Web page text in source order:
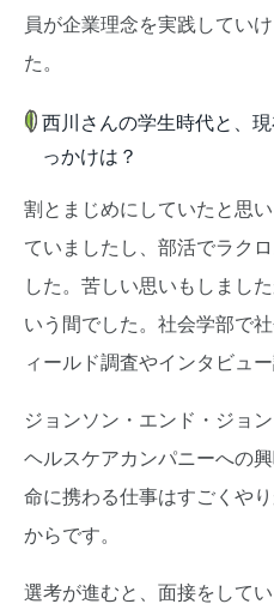
員が企業理念を実践してい
た。
西川さんの学生時代と、
っかけは？
割とまじめにしていたと思
ていましたし、部活でラク
した。苦しい思いもしまし
いう間でした。社会学部で
ィールド調査やインタビュ
ジョンソン・エンド・ジョ
ヘルスケアカンパニーへの
命に携わる仕事はすごくや
からです。
選考が進むと、面接をして